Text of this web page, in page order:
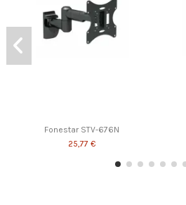
Fonestar STV-676N
25,77 €